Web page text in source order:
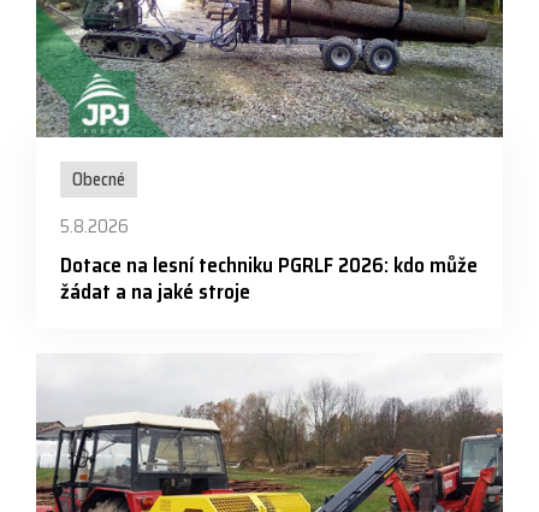
Obecné
5.8.2026
Dotace na lesní techniku PGRLF 2026: kdo může
žádat a na jaké stroje